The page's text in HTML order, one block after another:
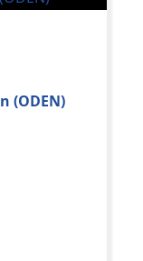
(ODEN)